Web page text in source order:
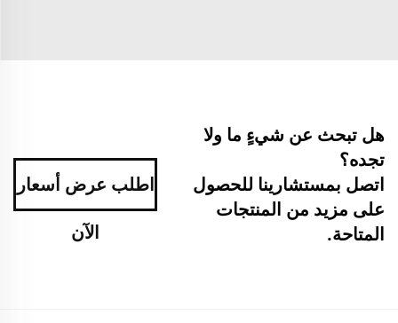
هل تبحث عن شيءٍ ما ولا
تجده؟
اتصل بمستشارينا للحصول
على مزيد من المنتجات
المتاحة.
اطلب عرض أسعار
الآن